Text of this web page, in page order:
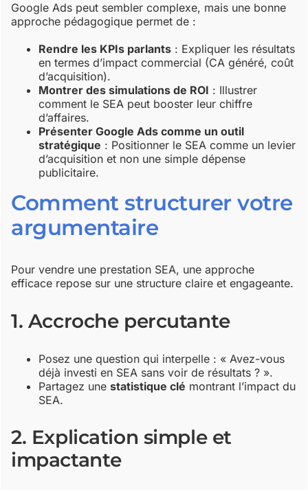
Google Ads peut sembler complexe, mais une bonne
approche pédagogique permet de :
Rendre les KPIs parlants : Expliquer les résultats
en termes d’impact commercial (CA généré, coût
d’acquisition).
Montrer des simulations de ROI : Illustrer
comment le SEA peut booster leur chiffre
d’affaires.
Présenter Google Ads comme un outil
stratégique : Positionner le SEA comme un levier
d’acquisition et non une simple dépense
publicitaire.
Comment structurer votre
argumentaire
Pour vendre une prestation SEA, une approche
efficace repose sur une structure claire et engageante.
1. Accroche percutante
Posez une question qui interpelle : « Avez-vous
déjà investi en SEA sans voir de résultats ? ».
Partagez unestatistique clé montrant l’impact du
SEA.
2. Explication simple et
impactante